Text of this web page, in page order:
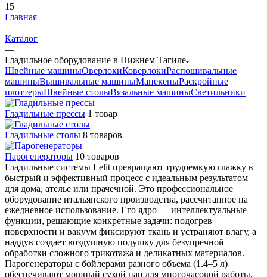
15
Главная
—
Каталог
—
Гладильное оборудование в Нижнем Тагиле
Швейные машиныОверлокиКоверлокиРаспошивальные
машиныВышивальные машиныМанекеныРаскройные
плоттерыШвейные столыВязальные машиныСветильники
Гладильные прессы 1 товар
Гладильные столы 8 товаров
Парогенераторы 10 товаров
Гладильные системы Lelit превращают трудоемкую глажку в
быстрый и эффективный процесс с идеальным результатом
для дома, ателье или прачечной. Это профессиональное
оборудование итальянского производства, рассчитанное на
ежедневное использование. Его ядро — интеллектуальные
функции, решающие конкретные задачи: подогрев
поверхности и вакуум фиксируют ткань и устраняют влагу, а
наддув создает воздушную подушку для безупречной
обработки сложного трикотажа и деликатных материалов.
Парогенераторы с бойлерами разного объема (1.4–5 л)
обеспечивают мощный сухой пар для многочасовой работы,